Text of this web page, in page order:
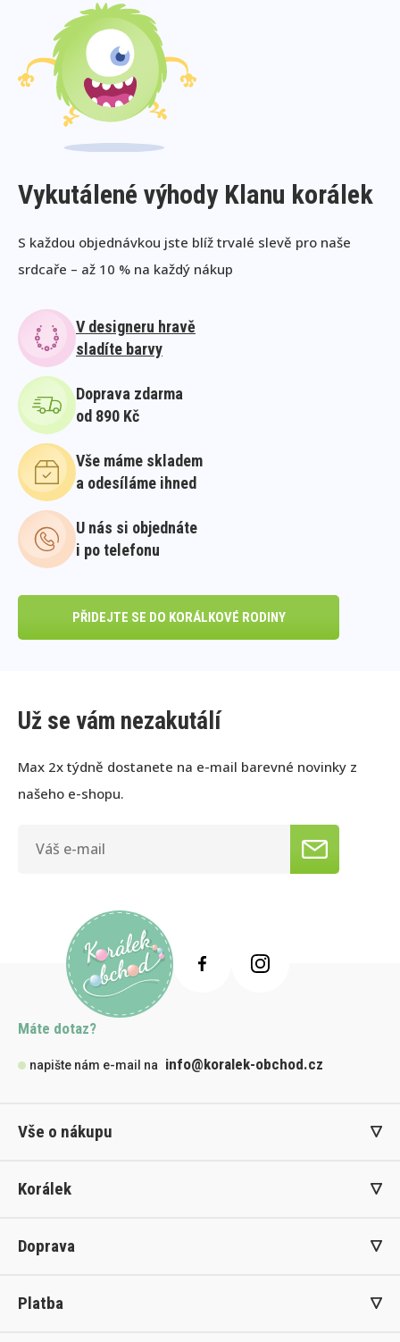
Vykutálené výhody Klanu korálek
S každou objednávkou jste blíž trvalé slevě pro naše
srdcaře – až 10 % na každý nákup
V designeru hravě
sladíte barvy
Doprava zdarma
od 890 Kč
Vše máme skladem
a odesíláme ihned
U nás si objednáte
i po telefonu
PŘIDEJTE SE DO KORÁLKOVÉ RODINY
Už se vám nezakutálí
Max 2x týdně dostanete na e-mail barevné novinky z
našeho e-shopu.
Máte dotaz?
napište nám e-mail na info@koralek-obchod.cz
Vše o nákupu
Korálek
Doprava
Platba